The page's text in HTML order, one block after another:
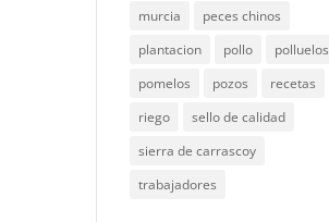
murcia
peces chinos
plantacion
pollo
polluelos
pomelos
pozos
recetas
riego
sello de calidad
sierra de carrascoy
trabajadores